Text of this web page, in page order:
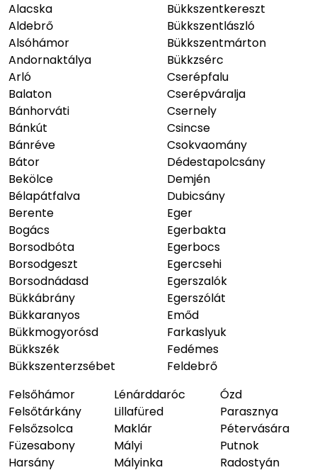
Alacska
Aldebrő
Alsóhámor
Andornaktálya
Arló
Balaton
Bánhorváti
Bánkút
Bánréve
Bátor
Bekölce
Bélapátfalva
Berente
Bogács
Borsodbóta
Borsodgeszt
Borsodnádasd
Bükkábrány
Bükkaranyos
Bükkmogyorósd
Bükkszék
Bükkszenterzsébet
Bükkszentkereszt
Bükkszentlászló
Bükkszentmárton
Bükkzsérc
Cserépfalu
Cserépváralja
Csernely
Csincse
Csokvaomány
Dédestapolcsány
Demjén
Dubicsány
Eger
Egerbakta
Egerbocs
Egercsehi
Egerszalók
Egerszólát
Emőd
Farkaslyuk
Fedémes
Feldebrő
Felsőhámor
Felsőtárkány
Felsőzsolca
Füzesabony
Harsány
Lénárddaróc
Lillafüred
Maklár
Mályi
Mályinka
Ózd
Parasznya
Pétervására
Putnok
Radostyán